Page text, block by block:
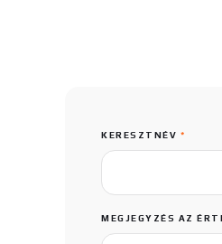
KERESZTNÉV *
MEGJEGYZÉS AZ